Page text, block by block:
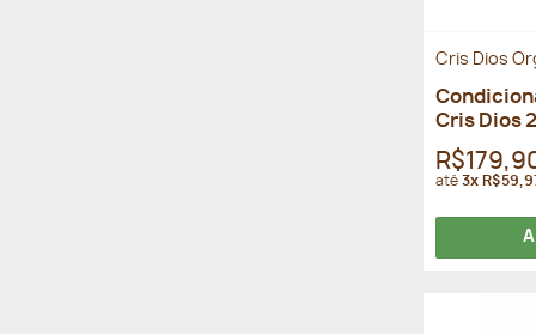
Cris Dios
Cris Dios
até 3x